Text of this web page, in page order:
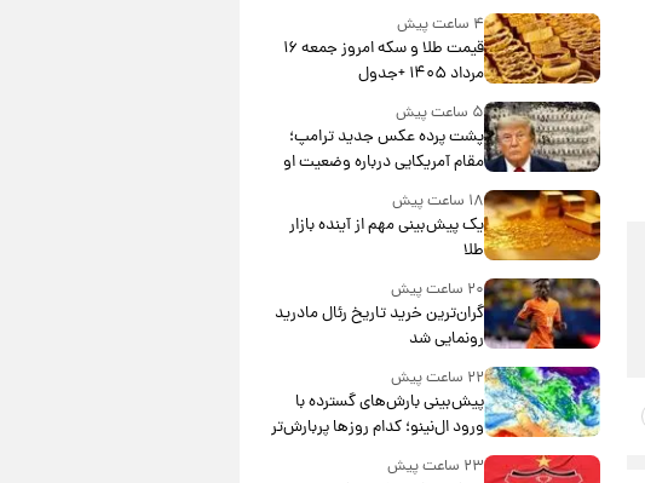
۴ ساعت پیش
قیمت طلا و سکه امروز جمعه ۱۶
مرداد ۱۴۰۵ +جدول
۵ ساعت پیش
پشت پرده عکس جدید ترامپ؛
مقام آمریکایی درباره وضعیت او
چه گفت؟
۱۸ ساعت پیش
یک پیش‌بینی مهم از آینده بازار
طلا
۲۰ ساعت پیش
گران‌ترین خرید تاریخ رئال مادرید
رونمایی شد
۲۲ ساعت پیش
پیش‌بینی بارش‌های گسترده با
ورود ال‌نینو؛ کدام روزها پربارش‌تر
۲۳ ساعت پیش